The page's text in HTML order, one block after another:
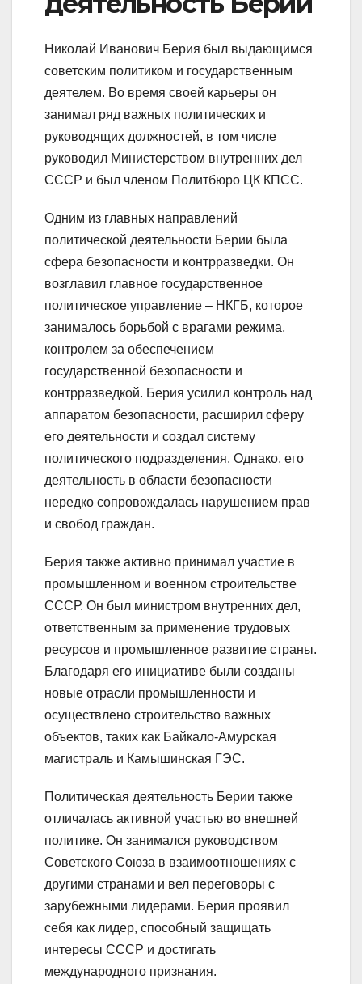
Николай Иванович Берия был выдающимся
советским политиком и государственным
деятелем. Во время своей карьеры он
занимал ряд важных политических и
руководящих должностей, в том числе
руководил Министерством внутренних дел
СССР и был членом Политбюро ЦК КПСС.
Одним из главных направлений
политической деятельности Берии была
сфера безопасности и контрразведки. Он
возглавил главное государственное
политическое управление – НКГБ, которое
занималось борьбой с врагами режима,
контролем за обеспечением
государственной безопасности и
контрразведкой. Берия усилил контроль над
аппаратом безопасности, расширил сферу
его деятельности и создал систему
политического подразделения. Однако, его
деятельность в области безопасности
нередко сопровождалась нарушением прав
и свобод граждан.
Берия также активно принимал участие в
промышленном и военном строительстве
СССР. Он был министром внутренних дел,
ответственным за применение трудовых
ресурсов и промышленное развитие страны.
Благодаря его инициативе были созданы
новые отрасли промышленности и
осуществлено строительство важных
объектов, таких как Байкало-Амурская
магистраль и Камышинская ГЭС.
Политическая деятельность Берии также
отличалась активной участью во внешней
политике. Он занимался руководством
Советского Союза в взаимоотношениях с
другими странами и вел переговоры с
зарубежными лидерами. Берия проявил
себя как лидер, способный защищать
интересы СССР и достигать
международного признания.